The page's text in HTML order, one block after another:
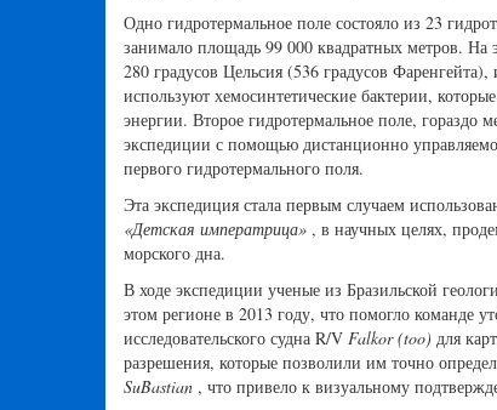
Одно гидротермальное поле состояло из 23
занимало площадь 99 000 квадратных метров. На
280 градусов Цельсия (536 градусов
используют хемосинтетические бактерии,
энергии. Второе гидротермальное поле,
экспедиции с помощью дистанционно
первого гидротермального поля.
Эта экспедиция стала первым случаем
«Детская императрица» , в научных целях,
морского дна.
В ходе экспедиции ученые из Бразильской
этом регионе в 2013 году, что помогло команде
исследовательского судна R/V Falkor (too) для
разрешения, которые позволили им точно
SuBastian , что привело к визуальному